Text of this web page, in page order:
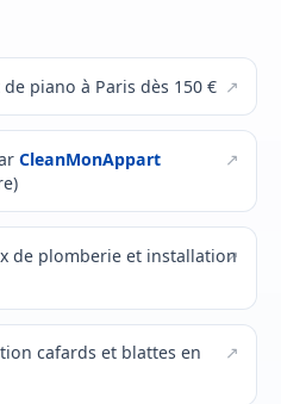
piano à Paris dès 150 €
CleanMonAppart
de plomberie et installation
cafards et blattes en